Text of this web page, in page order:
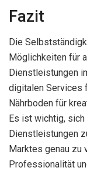
Fazit
Die
Möglichkeiten für
Dienstleistungen
digitalen Services
Nährboden für
Es ist wichtig,
Dienstleistungen
Marktes genau zu
Professionalität